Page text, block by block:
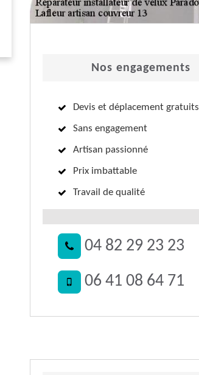
Nos engagements
Devis et déplacement gratuits
Sans engagement
Artisan passionné
Prix imbattable
Travail de qualité
04 82 29 23 23
06 41 08 64 71